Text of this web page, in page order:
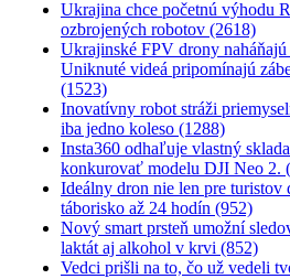
Ukrajina chce početnú výhodu
ozbrojených robotov (2618)
Ukrajinské FPV drony
Uniknuté videá pripomínajú
(1523)
Inovatívny robot stráži
iba jedno koleso (1288)
Insta360 odhaľuje vlastný
konkurovať modelu DJI Neo 2.
Ideálny dron nie len pre
táborisko až 24 hodín (952)
Nový smart prsteň umožní
laktát aj alkohol v krvi (852)
Vedci prišli na to, čo už vedeli